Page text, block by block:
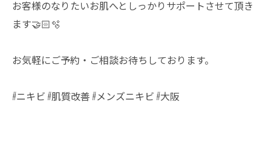
お客様のなりたいお肌へとしっかりサポートさせて頂き
ます🤝🏻🫧
お気軽にご予約・ご相談お待ちしております。
#ニキビ #肌質改善 #メンズニキビ #大阪